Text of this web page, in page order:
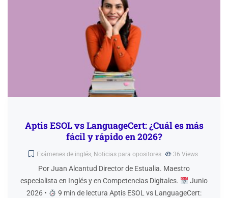
Aptis ESOL vs LanguageCert: ¿Cuál es más
fácil y rápido en 2026?
Exámenes de inglés, Noticias para opositores 36 Views
Por Juan Alcantud Director de Estualia. Maestro
especialista en Inglés y en Competencias Digitales.
Junio
2026 •
9 min de lectura Aptis ESOL vs LanguageCert: